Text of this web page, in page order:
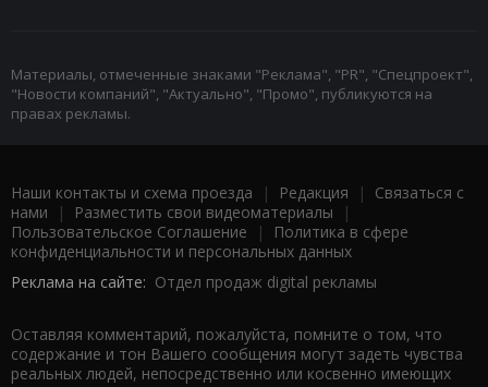
Материалы, отмеченные знаками "Реклама", "PR", "Спецпроект",
"Новости компаний", "Актуально", "Промо", публикуются на
правах рекламы.
Наши контакты и схема проезда | Редакция | Связаться с
нами | Разместить свои видеоматериалы |
Пользовательское Соглашение |
Политика в сфере
конфиденциальности и персональных данных
Реклама на сайте: Отдел продаж digital рекламы
Оставляя комментарий, пожалуйста, помните о том, что
содержание и тон Вашего сообщения могут задеть чувства
реальных людей, непосредственно или косвенно имеющих